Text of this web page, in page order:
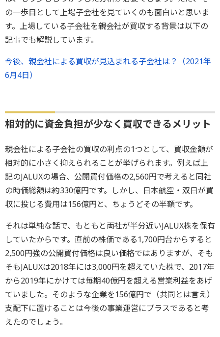
の一歩目として上場子会社を見ていくのも面白いと思いま
す。上場している子会社を親会社が買収する背景は以下の
記事でも解説しています。
今後、親会社による買収が見込まれる子会社は？（2021年
6月4日）
相対的に資金負担が少なく買収できるメリット
親会社による子会社の買収の利点の1つとして、買収金額が
相対的に小さく抑えられることが挙げられます。例えば上
記のJALUXの場合、公開買付価格の2,560円で考えると同社
の時価総額は約330億円です。しかし、日本航空・双日が買
収に投じる費用は156億円と、ちょうどその半額です。
それは単純な話で、もともと両社が半分近いJALUX株を保有
していたからです。直前の株価である1,700円台からすると
2,500円強の公開買付価格は良い価格ではありますが、そも
そもJALUXは2018年には3,000円を超えていた株で、2017年
から2019年にかけては毎期40億円を超える営業利益をあげ
ていました。そのような企業を156億円で（共同とは言え）
支配下に置けることは今後の事業運営にプラスであると考
えたのでしょう。